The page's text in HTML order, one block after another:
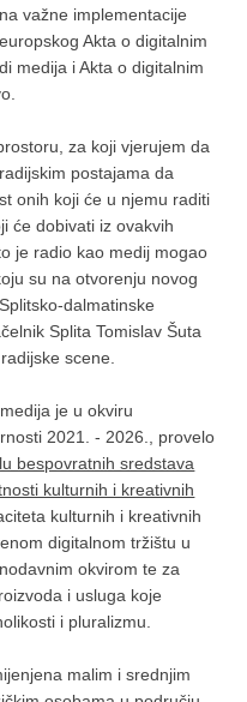
važne implementacije
Akta o digitalnim
medija i Akta o digitalnim
za koji vjerujem da
postajama da
onih koji će u njemu raditi
će dobivati iz ovakvih
je radio kao medij mogao
su na otvorenju novog
dalmatinske
Splita Tomislav Šuta
scene.
je u okviru
2021. - 2026., provelo
bespovratnih sredstava
kulturnih i kreativnih
kulturnih i kreativnih
digitalnom tržištu u
okvirom te za
i usluga koje
i pluralizmu.
malim i srednjim